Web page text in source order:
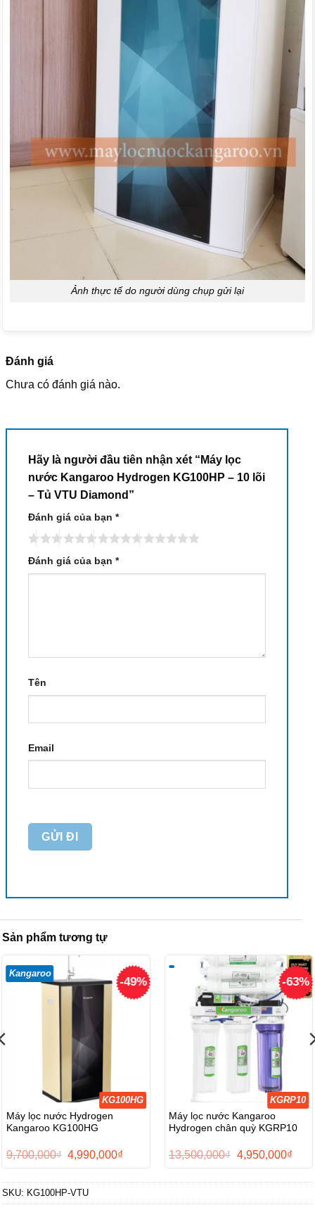
Ảnh thực tế do người dùng chụp gửi lại
Đánh giá
Chưa có đánh giá nào.
Hãy là người đầu tiên nhận xét “Máy lọc
nước Kangaroo Hydrogen KG100HP – 10 lõi
– Tủ VTU Diamond”
Đánh giá của bạn *
Đánh giá của bạn *
Tên
Email
Sản phẩm tương tự
-49%
Kangaroo
KG100HG
Máy lọc nước Hydrogen
Kangaroo KG100HG
9,700,000₫ Giá
9,700,000₫.
4,990,000₫
là:
-63%
KGRP10
Máy lọc nước Kangaroo
Hydrogen chân quỳ KGRP10
13,500,000₫ Giá
13,500,000₫.
4,950,000₫Giá
là:
SKU: KG100HP-VTU